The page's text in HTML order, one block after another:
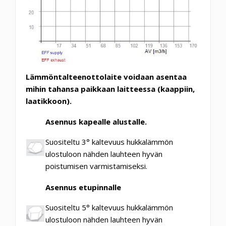
Lämmöntalteenottolaite voidaan asentaa
mihin tahansa paikkaan laitteessa (kaappiin,
laatikkoon).
Asennus kapealle alustalle.
Suositeltu 3° kaltevuus hukkalämmön
ulostuloon nähden lauhteen hyvän
poistumisen varmistamiseksi.
Asennus etupinnalle
Suositeltu 5° kaltevuus hukkalämmön
ulostuloon nähden lauhteen hyvän